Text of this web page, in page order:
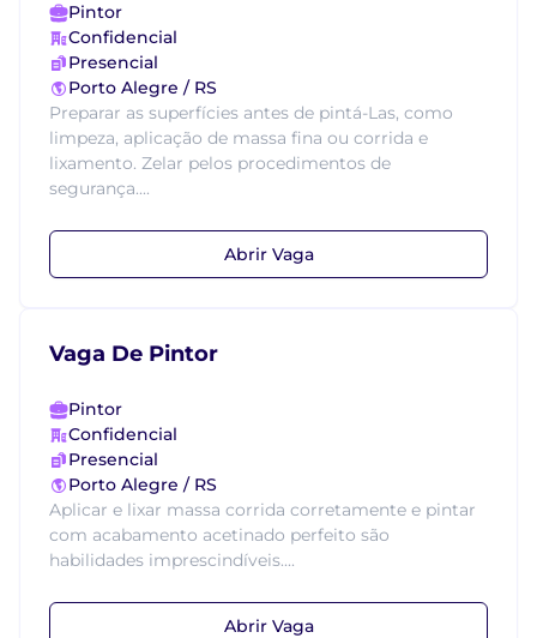
Pintor
Confidencial
Presencial
Porto Alegre / RS
Preparar as superfícies antes de pintá-Las, como
limpeza, aplicação de massa fina ou corrida e
lixamento. Zelar pelos procedimentos de
segurança....
Abrir Vaga
Vaga De Pintor
Pintor
Confidencial
Presencial
Porto Alegre / RS
Aplicar e lixar massa corrida corretamente e pintar
com acabamento acetinado perfeito são
habilidades imprescindíveis....
Abrir Vaga